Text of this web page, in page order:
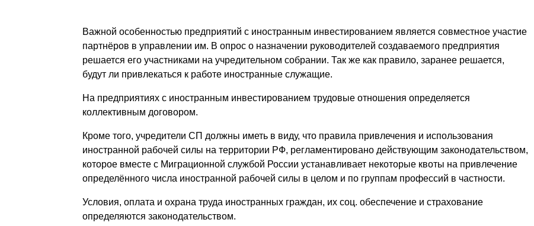
Важной особенностью предприятий с иностранным инвестированием является совместное участие
партнёров в управлении им. В опрос о назначении руководителей создаваемого предприятия
решается его участниками на учредительном собрании. Так же как правило, заранее решается,
будут ли привлекаться к работе иностранные служащие.
На предприятиях с иностранным инвестированием трудовые отношения определяется
коллективным договором.
Кроме того, учредители СП должны иметь в виду, что правила привлечения и использования
иностранной рабочей силы на территории РФ, регламентировано действующим законодательством,
которое вместе с Миграционной службой России устанавливает некоторые квоты на привлечение
определённого числа иностранной рабочей силы в целом и по группам профессий в частности.
Условия, оплата и охрана труда иностранных граждан, их соц. обеспечение и страхование
определяются законодательством.